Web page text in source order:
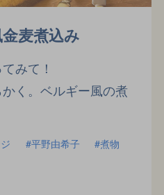
麦煮込み
みて！
く。ベルギー風の煮
平野由希子
煮物